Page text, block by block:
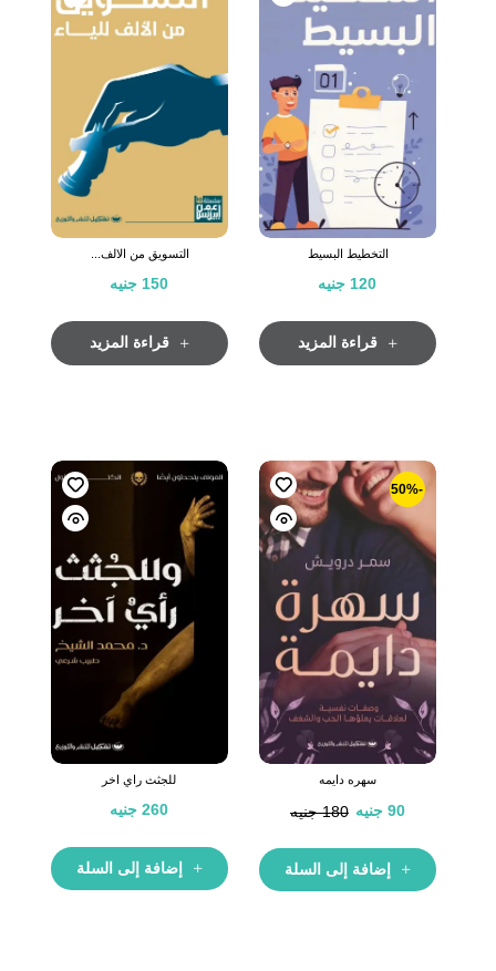
التخطيط البسيط
120 جنيه
قراءة المزيد
التسويق من الالف...
150 جنيه
قراءة المزيد
-50%
سهره دايمه
180 جنيه 90 جنيه
إضافة إلى السلة
للجثث راي اخر
260 جنيه
إضافة إلى السلة